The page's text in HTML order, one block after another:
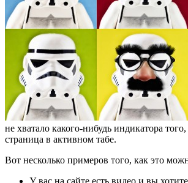
не хватало какого-нибудь индикатора
страница в активном табе.
Вот несколько примеров того, как это
У вас на сайте есть видео и вы